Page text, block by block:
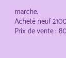
marche.
Acheté neuf
Prix de vente :